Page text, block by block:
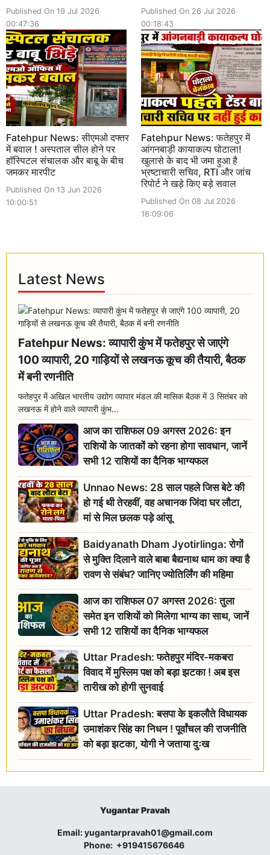
Published On 19 Jul 2026
00:47:36
Published On 26 Jul 2026
00:18:43
Fatehpur News: सीएमओ दफ्तर
में बवाल ! अस्पताल सील होने पर
हॉस्पिटल संचालक और बाबू के बीच
जमकर मारपीट
Published On 13 Jun 2026
10:00:51
Fatehpur News: फतेहपुर में
आंगनबाड़ी कायाकल्प घोटाला!
खुलासे के बाद भी जमा हुआ है
भ्रष्टाचारी सचिव, RTI और जांच
रिपोर्ट ने खड़े किए बड़े सवाल
Published On 08 Jul 2026
18:09:06
Latest News
Fatehpur News: व्यापारी कुंभ में फतेहपुर से जाएंगे
100 व्यापारी, 20 गाड़ियों से लखनऊ कूच की तैयारी, बैठक
में बनी रणनीति
फतेहपुर में अखिल भारतीय उद्योग व्यापार मंडल की मासिक बैठक में 3 सितंबर को
लखनऊ में होने वाले व्यापारी कुंभ...
आज का राशिफल 09 अगस्त 2026: इन
राशियों के जातकों को रहना होगा सावधान, जानें
सभी 12 राशियों का दैनिक भाग्यफल
Unnao News: 28 साल पहले जिस बेटे की
हो गई थी तेरहवीं, वह अचानक जिंदा घर लौटा,
मां से मिल छलक पड़े आंसू
Baidyanath Dham Jyotirlinga: रोगों
से मुक्ति दिलाने वाले बाबा बैद्यनाथ धाम का क्या है
रावण से संबंध? जानिए ज्योतिर्लिंग की महिमा
आज का राशिफल 07 अगस्त 2026: तुला
समेत इन राशियों को मिलेगा भाग्य का साथ, जानें
सभी 12 राशियों का दैनिक भाग्यफल
Uttar Pradesh: फतेहपुर मंदिर-मकबरा
विवाद में मुस्लिम पक्ष को बड़ा झटका ! अब इस
तारीख को होगी सुनवाई
Uttar Pradesh: बसपा के इकलौते विधायक
उमाशंकर सिंह का निधन ! पूर्वांचल की राजनीति
को बड़ा झटका, योगी ने जताया दुःख
Yugantar Pravah
Email:yugantarpravah01@gmail.com
Phone: +919415676646